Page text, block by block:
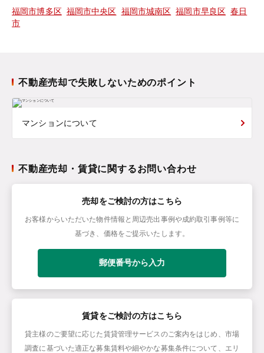
福岡市博多区 福岡市中央区 福岡市城南区 福岡市早良区 春日
市
不動産売却で失敗しないためのポイント
マンションについて
不動産売却・賃貸に関するお問い合わせ
売却をご検討の方はこちら
お客様からいただいた物件情報と周辺売出事例や成約取引事例等に
基づき、価格をご提示いたします。
郵便番号から入力
賃貸をご検討の方はこちら
貸主様のご要望に応じた賃貸管理サービスのご案内をはじめ、市場
調査に基づいた適正な募集賃料や細やかな募集条件について、エリ